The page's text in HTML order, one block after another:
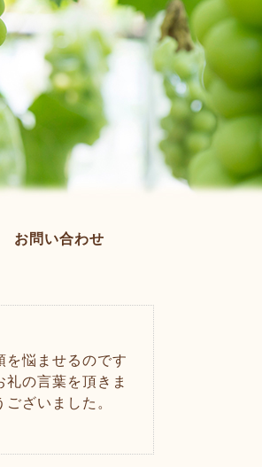
お問い合わせ
を悩ませるのです
の言葉を頂きま
ざいました。